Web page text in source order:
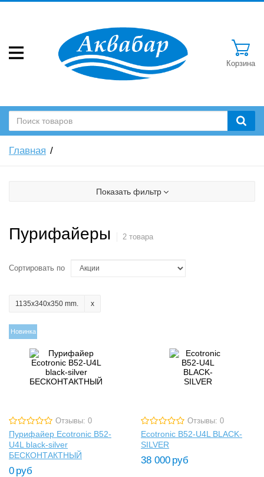
Корзина
Главная
Показать фильтр
Пурифайеры 2 товара
Сортировать по
1135x340x350 mm.
Новинка
Отзывы: 0
Пурифайер Ecotronic B52-
U4L black-silver
БЕСКОНТАКТНЫЙ
0 руб
Отзывы: 0
Ecotronic B52-U4L BLACK-
SILVER
38 000 руб